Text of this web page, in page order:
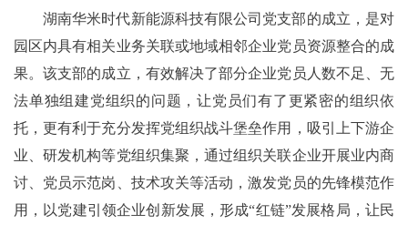
湖南华米时代新能源科技有限公司党支部的成立，是对
园区内具有相关业务关联或地域相邻企业党员资源整合的成
果。该支部的成立，有效解决了部分企业党员人数不足、无
法单独组建党组织的问题，让党员们有了更紧密的组织依
托，更有利于充分发挥党组织战斗堡垒作用，吸引上下游企
业、研发机构等党组织集聚，通过组织关联企业开展业内商
讨、党员示范岗、技术攻关等活动，激发党员的先锋模范作
用，以党建引领企业创新发展，形成“红链”发展格局，让民